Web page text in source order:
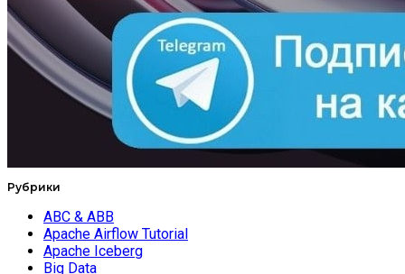
Рубрики
ABC & ABB
Apache Airflow Tutorial
Apache Iceberg
Big Data